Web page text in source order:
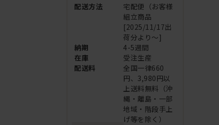
配送方法
宅配便（お客様
組立商品
[2025/11/17出
荷分より～]
納期
4-5週間
在庫
受注生産
配送料
全国一律660
円、3,980円以
上送料無料（沖
縄・離島・一部
地域・階段手上
げ等を除く）